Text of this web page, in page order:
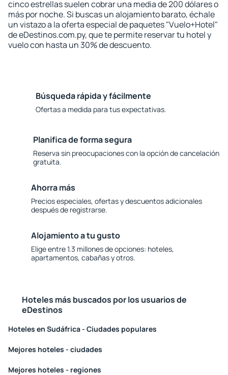
cinco estrellas suelen cobrar una media de 200 dólares o
más por noche. Si buscas un alojamiento barato, échale
un vistazo a la oferta especial de paquetes "Vuelo+Hotel"
de eDestinos.com.py, que te permite reservar tu hotel y
vuelo con hasta un 30% de descuento.
Búsqueda rápida y fácilmente
Ofertas a medida para tus expectativas.
Planifica de forma segura
Reserva sin preocupaciones con la opción de cancelación
gratuita.
Ahorra más
Precios especiales, ofertas y descuentos adicionales
después de registrarse.
Alojamiento a tu gusto
Elige entre 1.3 millones de opciones: hoteles,
apartamentos, cabañas y otros.
Hoteles más buscados por los usuarios de
eDestinos
Hoteles en Sudáfrica - Ciudades populares
Mejores hoteles - ciudades
Mejores hoteles - regiones